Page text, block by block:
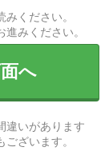
みください。
みください。
へ
違いがあります
ざいます。